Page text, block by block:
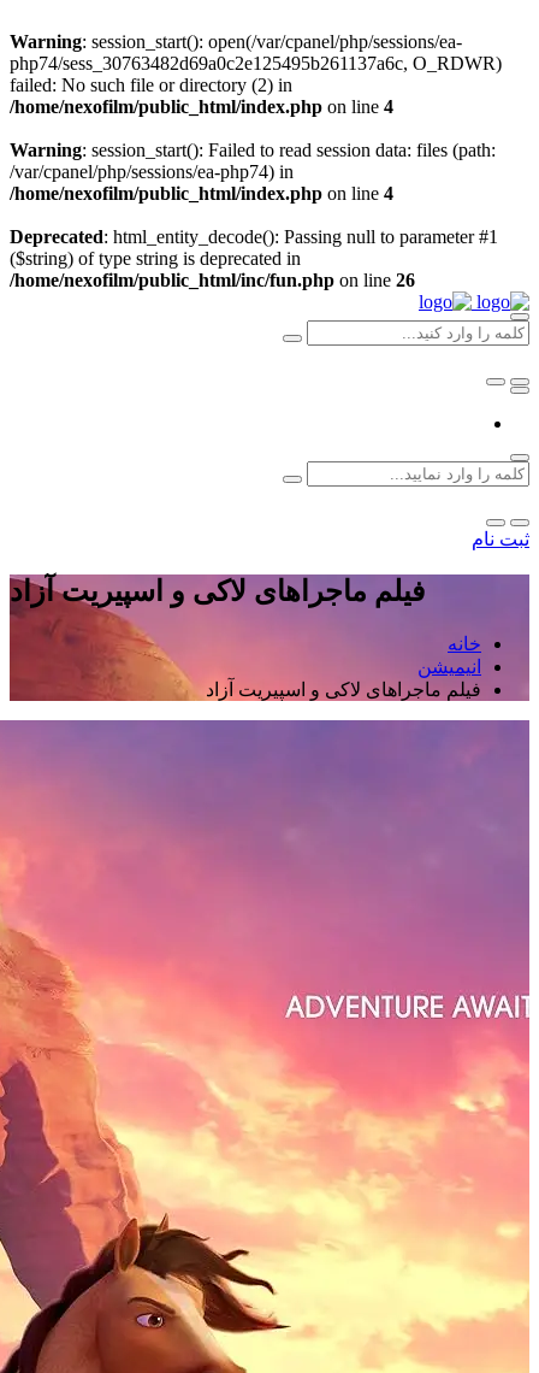
Warning: session_start(): open(/var/cpanel/php/sessions/ea-
php74/sess_30763482d69a0c2e125495b261137a6c, O_RDWR)
failed: No such file or directory (2) in
/home/nexofilm/public_html/index.php on line 4
Warning: session_start(): Failed to read session data: files (path:
/var/cpanel/php/sessions/ea-php74) in
/home/nexofilm/public_html/index.php on line 4
Deprecated: html_entity_decode(): Passing null to parameter #1
($string) of type string is deprecated in
/home/nexofilm/public_html/inc/fun.php on line 26
ثبت نام
فیلم ماجراهای لاکی و اسپیریت آزاد
خانه
انیمیشن
فیلم ماجراهای لاکی و اسپیریت آزاد